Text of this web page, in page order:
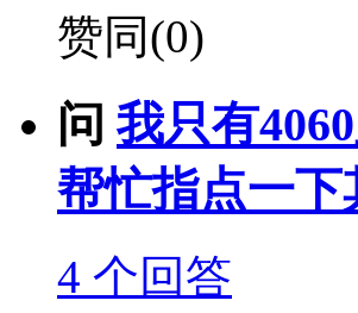
赞同(0)
问 我只有
帮忙指点一下
4 个回答